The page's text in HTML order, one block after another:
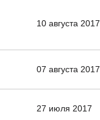
10 августа 2017
07 августа 2017
27 июля 2017